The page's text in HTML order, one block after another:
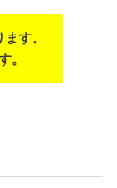
す。
。